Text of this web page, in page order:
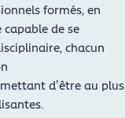
formés, en
de se
chacun
d’être au plus